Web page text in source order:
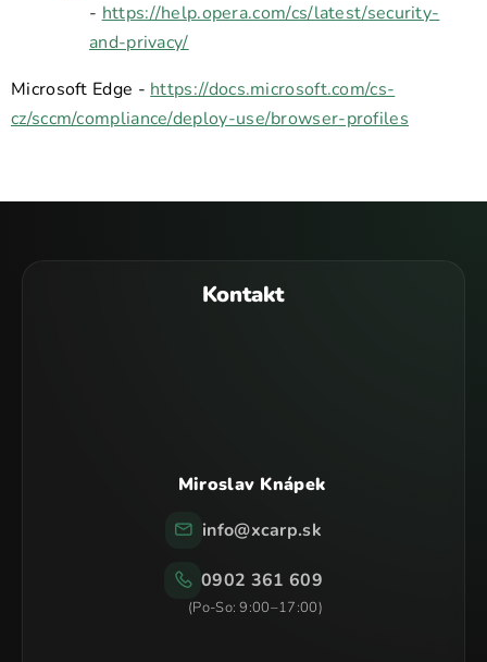
- https://help.opera.com/cs/latest/security-
and-privacy/
Microsoft Edge - https://docs.microsoft.com/cs-
cz/sccm/compliance/deploy-use/browser-profiles
Kontakt
Miroslav Knápek
info@xcarp.sk
0902 361 609